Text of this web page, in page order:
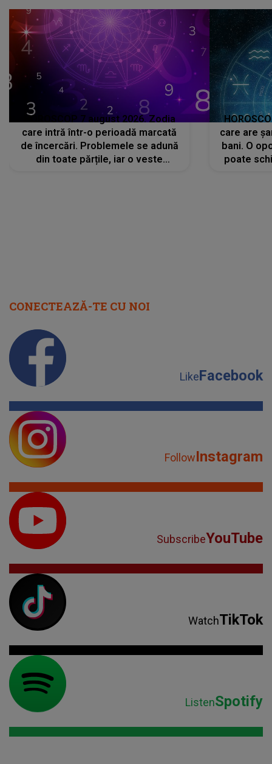
HOROSCOP 7 august 2026. Zodia
care intră într-o perioadă marcată
de încercări. Problemele se adună
din toate părțile, iar o veste
care are
bani. O
poate
CONECTEAZĂ-TE CU NOI
LikeFacebook
FollowInstagram
SubscribeYouTube
WatchTikTok
ListenSpotify